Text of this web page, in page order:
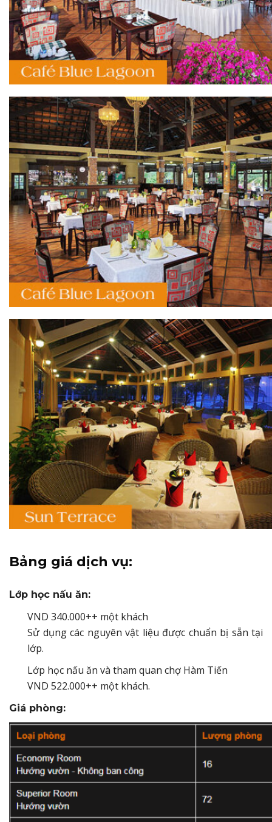
Bảng giá dịch vụ:
Lớp học nấu ăn:
VND 340.000++ một khách
Sử dụng các nguyên vật liệu được chuẩn bị sẵn tại
lớp.
Lớp học nấu ăn và tham quan chợ Hàm Tiến
VND 522.000++ một khách.
Giá phòng: